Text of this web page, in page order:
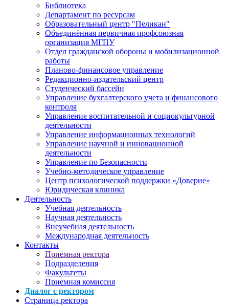
Библиотека
Департамент по ресурсам
Образовательный центр "Пеликан"
Объединённая первичная профсоюзная
организация МГПУ
Отдел гражданской обороны и мобилизационной
работы
Планово-финансовое управление
Редакционно-издательский центр
Студенческий бассейн
Управление бухгалтерского учета и финансового
контроля
Управление воспитательной и социокультурной
деятельности
Управление информационных технологий
Управление научной и инновационной
деятельности
Управление по Безопасности
Учебно-методическое управление
Центр психологической поддержки «Доверие»
Юридическая клиника
Деятельность
Учебная деятельность
Научная деятельность
Внеучебная деятельность
Международная деятельность
Контакты
Приемная ректора
Подразделения
Факультеты
Приемная комиссия
Диалог с ректором
Страница ректора